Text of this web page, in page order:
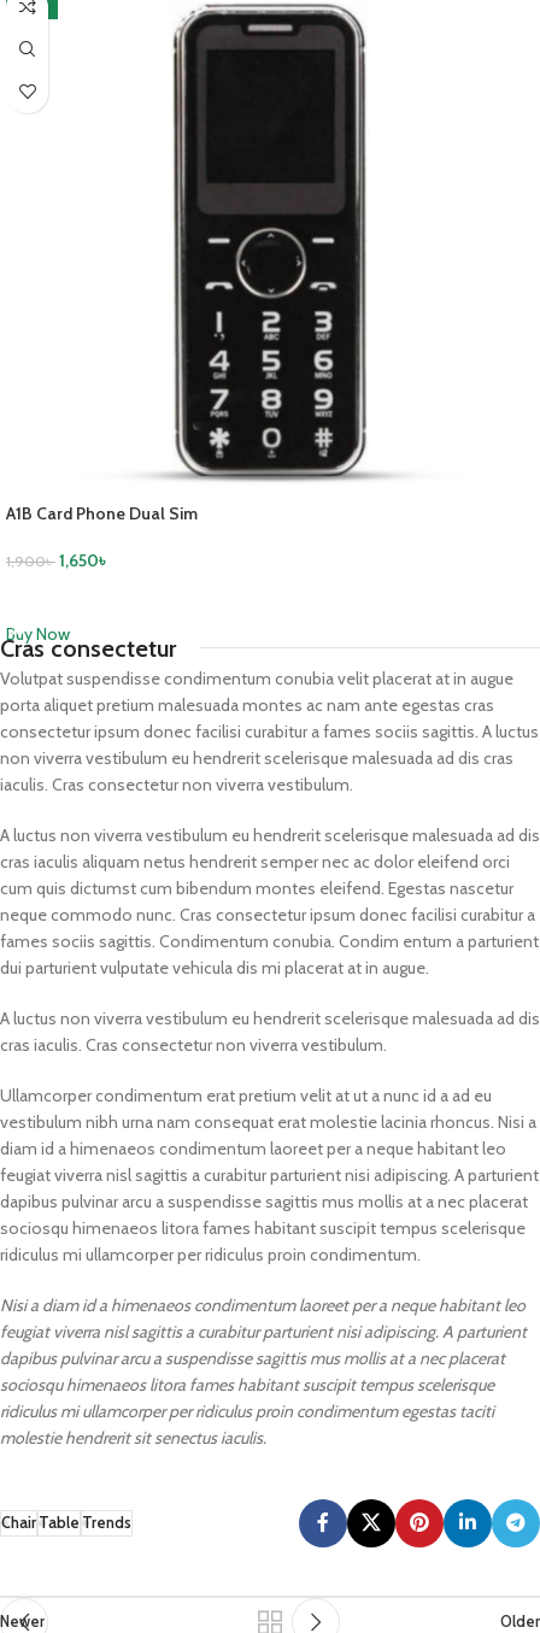
-13%
A1B Card Phone Dual Sim
1,900৳ 1,650৳
Buy Now
Cras consectetur
Volutpat suspendisse condimentum conubia velit placerat at in augue
porta aliquet pretium malesuada montes ac nam ante egestas cras
consectetur ipsum donec facilisi curabitur a fames sociis sagittis. A luctus
non viverra vestibulum eu hendrerit scelerisque malesuada ad dis cras
iaculis. Cras consectetur non viverra vestibulum.
A luctus non viverra vestibulum eu hendrerit scelerisque malesuada ad dis
cras iaculis aliquam netus hendrerit semper nec ac dolor eleifend orci
cum quis dictumst cum bibendum montes eleifend. Egestas nascetur
neque commodo nunc. Cras consectetur ipsum donec facilisi curabitur a
fames sociis sagittis. Condimentum conubia. Condim entum a parturient
dui parturient vulputate vehicula dis mi placerat at in augue.
A luctus non viverra vestibulum eu hendrerit scelerisque malesuada ad dis
cras iaculis. Cras consectetur non viverra vestibulum.
Ullamcorper condimentum erat pretium velit at ut a nunc id a ad eu
vestibulum nibh urna nam consequat erat molestie lacinia rhoncus. Nisi a
diam id a himenaeos condimentum laoreet per a neque habitant leo
feugiat viverra nisl sagittis a curabitur parturient nisi adipiscing. A parturient
dapibus pulvinar arcu a suspendisse sagittis mus mollis at a nec placerat
sociosqu himenaeos litora fames habitant suscipit tempus scelerisque
ridiculus mi ullamcorper per ridiculus proin condimentum.
Nisi a diam id a himenaeos condimentum laoreet per a neque habitant leo
feugiat viverra nisl sagittis a curabitur parturient nisi adipiscing. A parturient
dapibus pulvinar arcu a suspendisse sagittis mus mollis at a nec placerat
sociosqu himenaeos litora fames habitant suscipit tempus scelerisque
ridiculus mi ullamcorper per ridiculus proin condimentum egestas taciti
molestie hendrerit sit senectus iaculis.
ChairTable Trends
Newer Older